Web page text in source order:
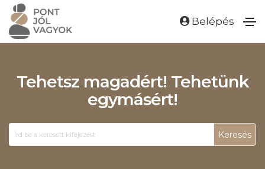
Belépés
Tehetsz magadért! Tehetünk
egymásért!
Keresés